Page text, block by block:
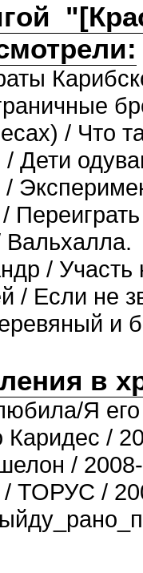
/ Что
Дети
Вальхалла.
/ Участь
/ Если не
и
в
Я
/
/
ТОРУС /